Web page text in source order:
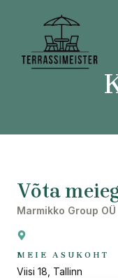
Võta
Marmikko Group OÜ
MEIE ASUKOHT
Viisi 18, Tallinn